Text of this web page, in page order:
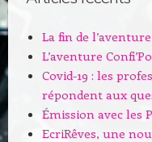
La fin de
L’aventure
Covid-19 : les
répondent aux
Émission avec les
EcriRêves, une